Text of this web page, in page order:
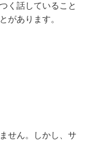
く話していること
があります。
せん。しかし、サ